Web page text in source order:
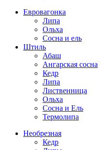
Евровагонка
Липа
Ольха
Сосна и ель
Штиль
Абаш
Ангарская сосна
Кедр
Липа
Лиственница
Ольха
Сосна и Ель
Термолипа
Необрезная
Кедр